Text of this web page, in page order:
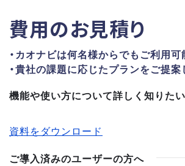
費用のお見積り
・カオナビは何名様からでもご利用可
・貴社の課題に応じたプランをご提案
機能や使い方について詳しく知りた
資料をダウンロード
ご導入済みのユーザーの方へ